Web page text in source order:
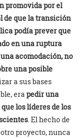
promovida por el
de que la transición
podía prever que
en una ruptura
acomodación, no
una posible
a sus bases
erapedir una
los líderes de los
. El hecho de
proyecto, nunca